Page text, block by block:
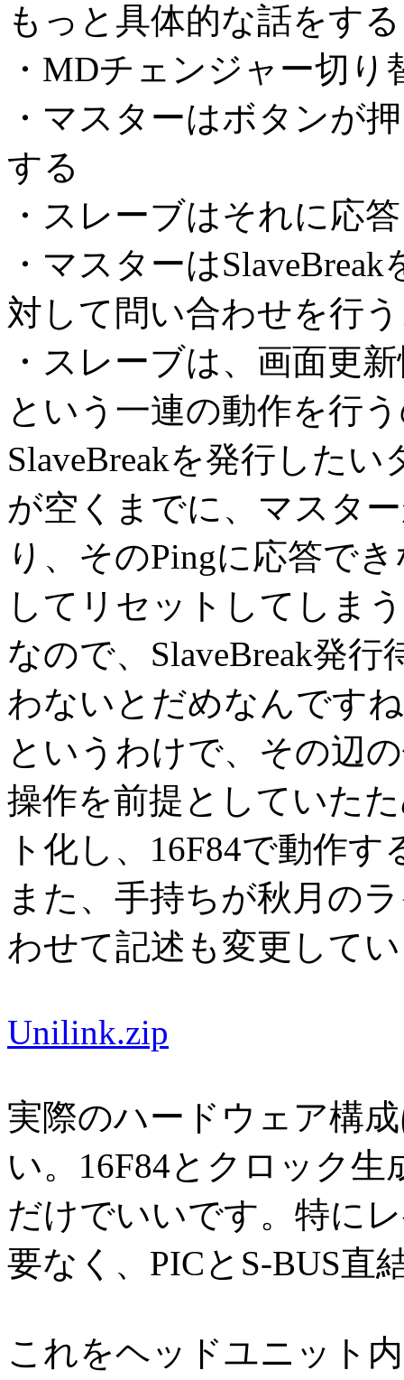
もっと具体的な話をす
・MDチェンジャー切
・マスターはボタンが
する
・スレーブはそれに応
・マスターは
対して問い合わせを行
・スレーブは、画面更
という一連の動作を行
SlaveBreakを発行した
が空くまでに、マスタ
り、そのPingに応答で
してリセットしてしま
なので、SlaveBreak発
わないとだめなんです
というわけで、その辺
操作を前提としていた
ト化し、16F84で動作
また、手持ちが秋月の
わせて記述も変更して
Unilink.zip
実際のハードウェア構
い。16F84とクロック
だけでいいです。特に
要なく、PICとS-BUS直
これをヘッドユニット